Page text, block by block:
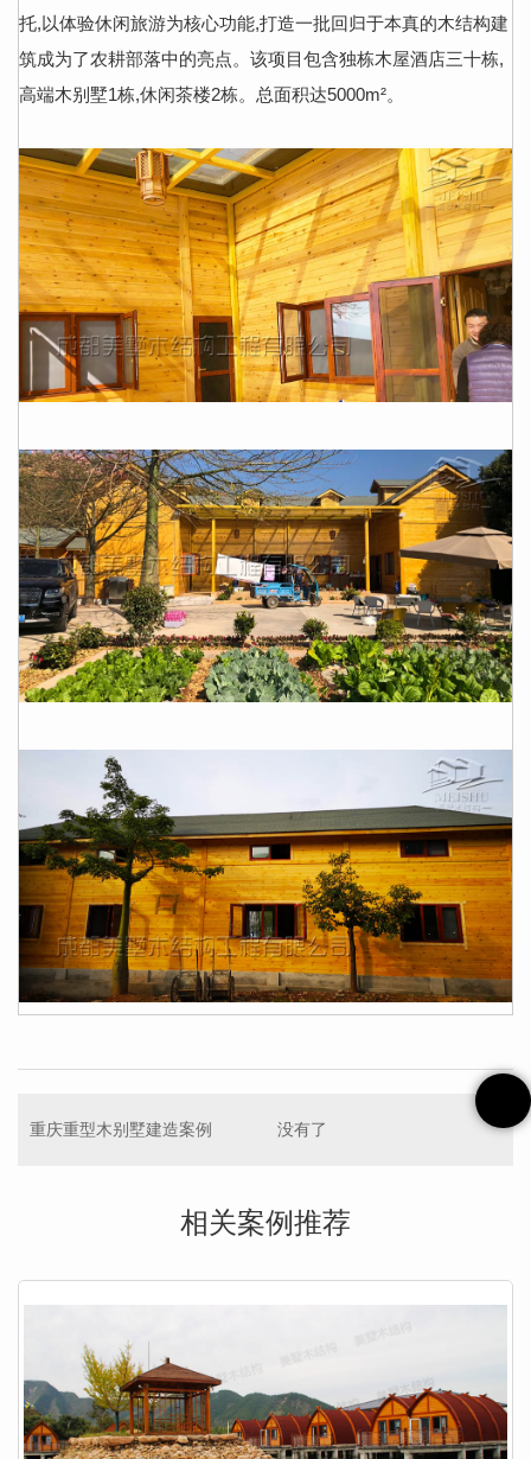
托,以体验休闲旅游为核心功能,打造一批回归于本真的木结构建
筑成为了农耕部落中的亮点。该项目包含独栋木屋酒店三十栋,
高端木别墅1栋,休闲茶楼2栋。总面积达5000m²。
重庆重型木别墅建造案例 没有了
相关案例推荐